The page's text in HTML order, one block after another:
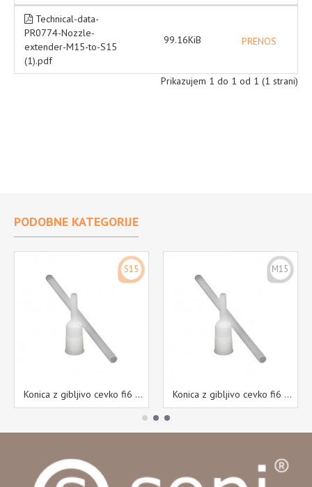
Technical-data-
PR0774-Nozzle-
extender-M15-to-S15
(1).pdf
99.16KiB PRENOS
Prikazujem 1 do 1 od 1 (1 strani)
PODOBNE KATEGORIJE
S15
Konica z gibljivo cevko fi6 200 mm
M15
Konica z gibljivo cevko fi6 200 mm M15